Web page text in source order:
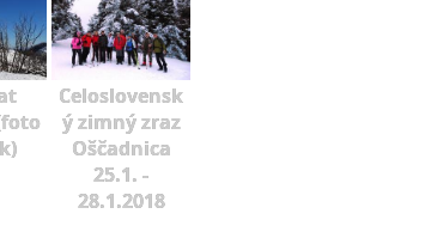
Celoslovensk
ý zimný zraz
Oščadnica
25.1. -
28.1.2018